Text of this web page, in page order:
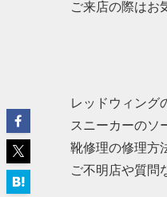
ご来店の際はお
レッドウィング
スニーカーのソ
靴修理の修理方
ご不明店や質問